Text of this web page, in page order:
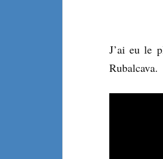
J’ai eu le
Rubalcava.